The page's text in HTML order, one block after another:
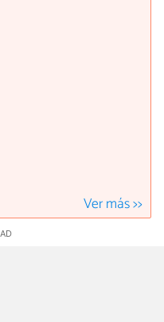
Ver más >>